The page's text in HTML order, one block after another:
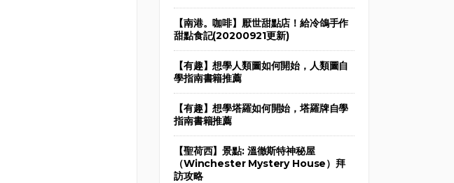
【南港。咖啡】厭世甜點店！給冷鴿手作
甜點食記(20200921更新)
【有趣】想學人類圖如何開始，人類圖自
學指南書籍推薦
【有趣】想學塔羅如何開始，塔羅牌自學
指南書籍推薦
【聖荷西】景點: 溫徹斯特神秘屋
（Winchester Mystery House）拜
訪攻略